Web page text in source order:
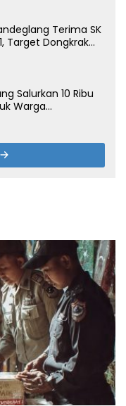
Terima SK
Target Dongkrak
Salurkan 10 Ribu
Warga